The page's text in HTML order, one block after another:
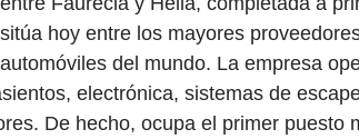
hoy entre los mayores
del mundo. La empresa
electrónica, sistemas de
De hecho, ocupa el primer puesto